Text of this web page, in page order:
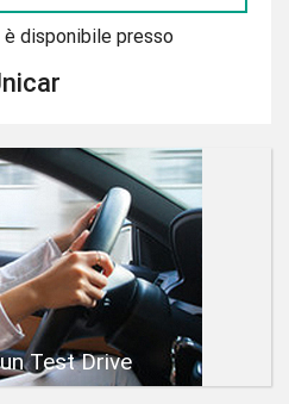
disponibile presso
Test Drive